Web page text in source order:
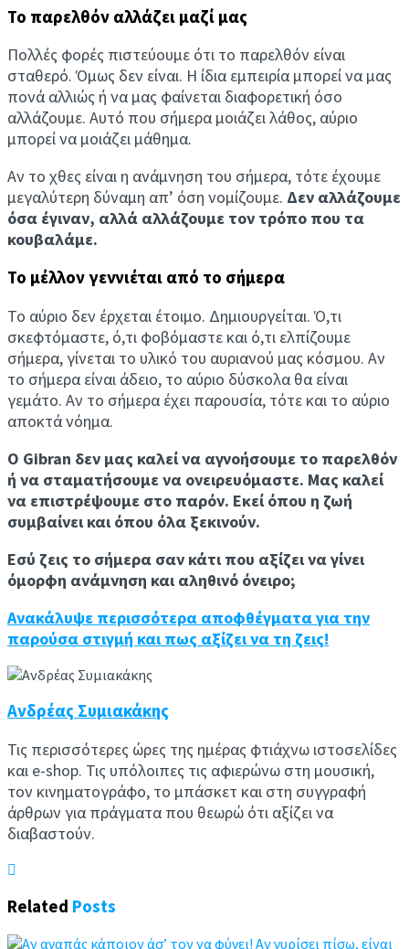
Το παρελθόν αλλάζει μαζί μας
Πολλές φορές πιστεύουμε ότι το παρελθόν είναι
σταθερό. Όμως δεν είναι. Η ίδια εμπειρία μπορεί να μας
πονά αλλιώς ή να μας φαίνεται διαφορετική όσο
αλλάζουμε. Αυτό που σήμερα μοιάζει λάθος, αύριο
μπορεί να μοιάζει μάθημα.
Αν το χθες είναι η ανάμνηση του σήμερα, τότε έχουμε
μεγαλύτερη δύναμη απ’ όση νομίζουμε. Δεν αλλάζουμε
όσα έγιναν, αλλά αλλάζουμε τον τρόπο που τα
κουβαλάμε.
Το μέλλον γεννιέται από το σήμερα
Το αύριο δεν έρχεται έτοιμο. Δημιουργείται. Ό,τι
σκεφτόμαστε, ό,τι φοβόμαστε και ό,τι ελπίζουμε
σήμερα, γίνεται το υλικό του αυριανού μας κόσμου. Αν
το σήμερα είναι άδειο, το αύριο δύσκολα θα είναι
γεμάτο. Αν το σήμερα έχει παρουσία, τότε και το αύριο
αποκτά νόημα.
Ο Gibran δεν μας καλεί να αγνοήσουμε το παρελθόν
ή να σταματήσουμε να ονειρευόμαστε. Μας καλεί
να επιστρέψουμε στο παρόν. Εκεί όπου η ζωή
συμβαίνει και όπου όλα ξεκινούν.
Εσύ ζεις το σήμερα σαν κάτι που αξίζει να γίνει
όμορφη ανάμνηση και αληθινό όνειρο;
Ανακάλυψε περισσότερα αποφθέγματα για την
παρούσα στιγμή και πως αξίζει να τη ζεις!
Ανδρέας Συμιακάκης
Τις περισσότερες ώρες της ημέρας φτιάχνω ιστοσελίδες
και e-shop. Τις υπόλοιπες τις αφιερώνω στη μουσική,
τον κινηματογράφο, το μπάσκετ και στη συγγραφή
άρθρων για πράγματα που θεωρώ ότι αξίζει να
διαβαστούν.
Related Posts